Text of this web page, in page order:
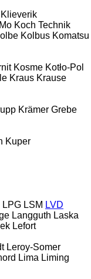
Klieverik
Koch Technik
Kolbus Komatsu
Kosme Kotło-Pol
Kraus Krause
Krämer Grebe
Kuper
LPG LSM LVD
Langguth Laska
Lefort
Leroy-Somer
Lima Liming